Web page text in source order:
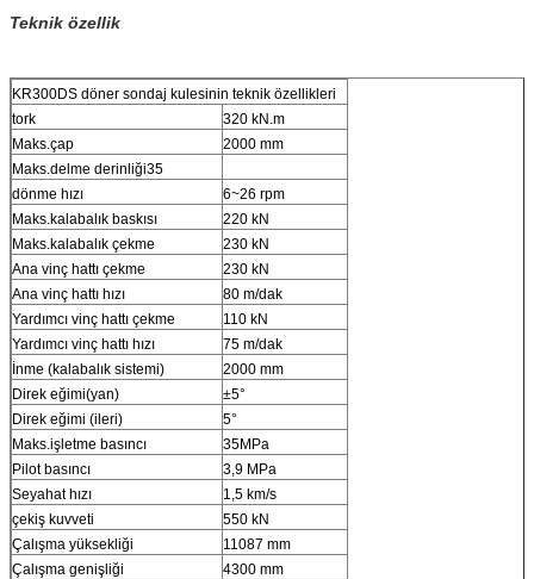
Teknik özellik
KR300DS döner sondaj kulesinin teknik özellikleri
tork
320 kN.m
Maks.çap
2000 mm
Maks.delme derinliği35
dönme hızı
6~26 rpm
Maks.kalabalık baskısı
220 kN
Maks.kalabalık çekme
230 kN
Ana vinç hattı çekme
230 kN
Ana vinç hattı hızı
80 m/dak
Yardımcı vinç hattı çekme
110 kN
Yardımcı vinç hattı hızı
75 m/dak
İnme (kalabalık sistemi)
2000 mm
Direk eğimi(yan)
±5°
Direk eğimi (ileri)
5°
Maks.işletme basıncı
35MPa
Pilot basıncı
3,9 MPa
Seyahat hızı
1,5 km/s
çekiş kuvveti
550 kN
Çalışma yüksekliği
11087 mm
Çalışma genişliği
4300 mm